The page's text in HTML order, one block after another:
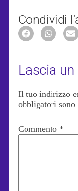
Condividi
Lascia
Il tuo indirizzo
obbligatori sono
Commento *